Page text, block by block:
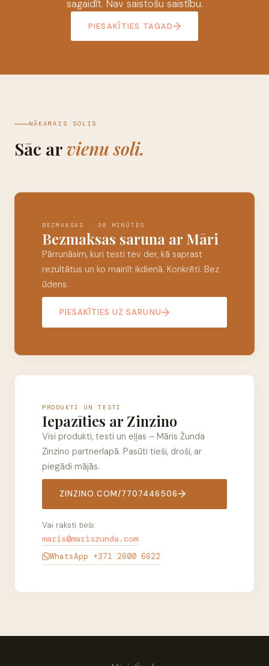
sagaidīt. Nav saistošu saistību.
PIESAKĪTIES TAGAD
NĀKAMAIS SOLIS
Sāc ar vienu soli.
BEZMAKSAS · 30 MINŪTES
Bezmaksas saruna ar Māri
Pārrunāsim, kuri testi tev der, kā saprast
rezultātus un ko mainīt ikdienā. Konkrēti. Bez
ūdens.
PIESAKĪTIES UZ SARUNU
PRODUKTI UN TESTI
Iepazīties ar Zinzino
Visi produkti, testi un eļļas – Māris Žunda
Zinzino partnerlapā. Pasūti tieši, droši, ar
piegādi mājās.
ZINZINO.COM/7707446506
Vai raksti tieši:
maris@mariszunda.com
WhatsApp +371 2600 6622